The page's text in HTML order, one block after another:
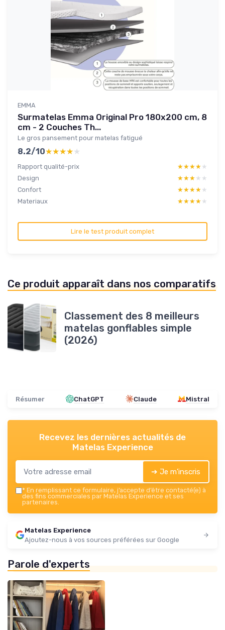
EMMA
Surmatelas Emma Original Pro 180x200 cm, 8
cm - 2 Couches Th...
Le gros pansement pour matelas fatigué
8.2/10★★★★★
★★★★★
Rapport qualité-prix ★★★★★
★★★★★
Design
★★★★★
★★★★★
Confort
★★★★★
★★★★★
Materiaux
★★★★★
★★★★★
Lire le test produit complet
Ce produit apparaît dans nos comparatifs
Classement des 8 meilleurs
matelas gonflables simple
(2026)
Résumer ChatGPT Claude Mistral
Recevez les dernières actualités de
Matelas Experience
➔ Je m'inscris
* En remplissant ce formulaire, j’accepte d’être contacté(e) à
des fins commerciales par Matelas Experience et ses
partenaires.
Matelas Experience
Ajoutez-nous à vos sources préférées sur Google
Parole d'experts